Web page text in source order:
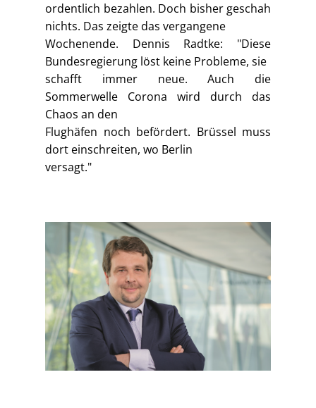
ordentlich bezahlen. Doch bisher geschah
nichts. Das zeigte das vergangene
Wochenende. Dennis Radtke: "Diese
Bundesregierung löst keine Probleme, sie
schafft immer neue. Auch die
Sommerwelle Corona wird durch das
Chaos an den
Flughäfen noch befördert. Brüssel muss
dort einschreiten, wo Berlin
versagt."